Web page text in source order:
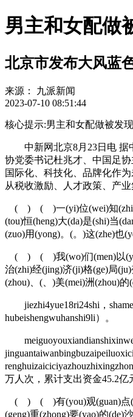
男主和女配做
北京市发布大风蓝
来源：
九派新闻
2023-07-10 08:51:44
核心提示:男主和女配做被发
中新网北京8月23日电 据中
协党委书记杜兆才、中国足
国际化、科技化、品牌化作
从税收激励、人才政策、产
( ) ( )一(yi)位(wei)知(zhi)情
(tou)恒(heng)大(da)是(shi)当
(zuo)用(yong)。(。)这(zhe)也
( ) ( )我(wo)们(men)以(yi)前
治(zhi)经(jing)济(ji)格(ge)局
(zhou)、(、)美(mei)洲(zhou)
jiezhi4yue18ri24shi，
hubeishengwuhanshi9li）。
万人次，累计支出资金45.2亿
( ) ( )有(you)观(guan)点
(geng)重(zhong)要(yao)的(de)